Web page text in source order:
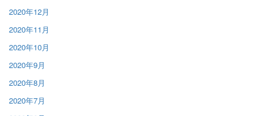
2020年12月
2020年11月
2020年10月
2020年9月
2020年8月
2020年7月